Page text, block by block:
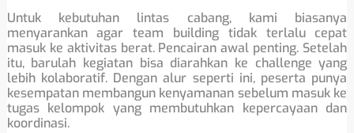
Untuk kebutuhan lintas cabang, kami biasanya
menyarankan agar team building tidak terlalu cepat
masuk ke aktivitas berat. Pencairan awal penting. Setelah
itu, barulah kegiatan bisa diarahkan ke challenge yang
lebih kolaboratif. Dengan alur seperti ini, peserta punya
kesempatan membangun kenyamanan sebelum masuk ke
tugas kelompok yang membutuhkan kepercayaan dan
koordinasi.